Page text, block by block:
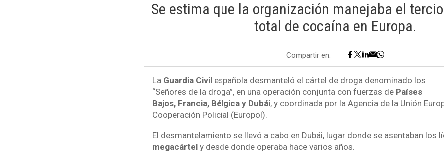
Se estima que la organización manejaba el
total de cocaína en Europa.
Compartir en:
La Guardia Civil española desmanteló el cártel de droga denominado los
“Señores de la droga”, en una operación conjunta con fuerzas de Países
Bajos, Francia, Bélgica y Dubái, y coordinada por la Agencia de la Unión
Cooperación Policial (Europol).
El desmantelamiento se llevó a cabo en Dubái, lugar donde se asentaban los
megacártel y desde donde operaba hace varios años.